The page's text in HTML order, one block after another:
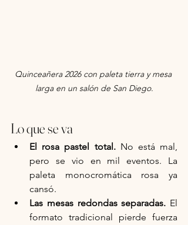
Quinceañera 2026 con paleta tierra y mesa
larga en un salón de San Diego.
Lo que se va
El rosa pastel total. No está mal,
pero se vio en mil eventos. La
paleta monocromática rosa ya
cansó.
Las mesas redondas separadas. El
formato tradicional pierde fuerza